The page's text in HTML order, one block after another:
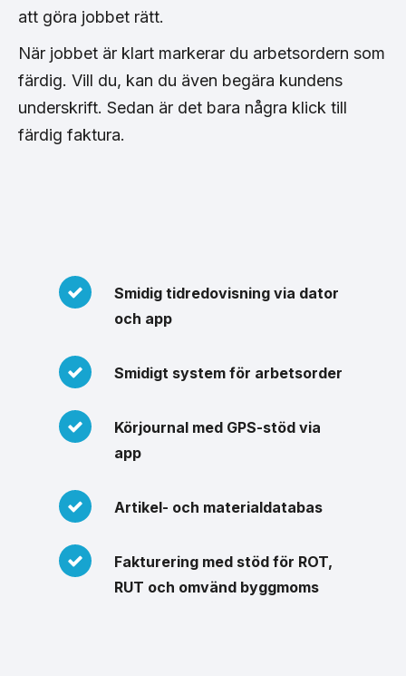
att göra jobbet rätt.
När jobbet är klart markerar du arbetsordern som
färdig. Vill du, kan du även begära kundens
underskrift. Sedan är det bara några klick till
färdig faktura.
Smidig tidredovisning via dator
och app
Smidigt system för arbetsorder
Körjournal med GPS-stöd via
app
Artikel- och materialdatabas
Fakturering med stöd för ROT,
RUT och omvänd byggmoms